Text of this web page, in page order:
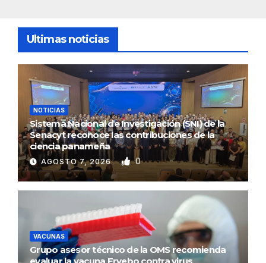
Ultimas noticias
NOTICIAS
Sistema Nacional de Investigación (SNI) de la
Senacyt reconoce las contribuciones de la
ciencia panameña
AGOSTO 7, 2026 0
VACUNAS
Grupo asesor técnico de la OMS recomienda